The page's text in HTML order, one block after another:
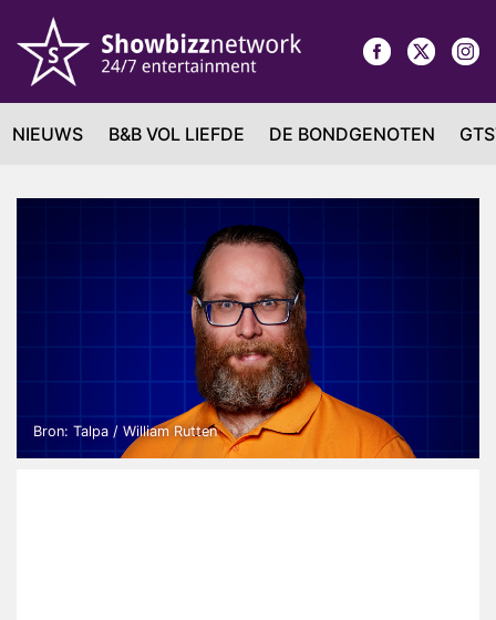
NIEUWS B&B VOL LIEFDE DE BONDGENOTEN
Bron: Talpa / William Rutten